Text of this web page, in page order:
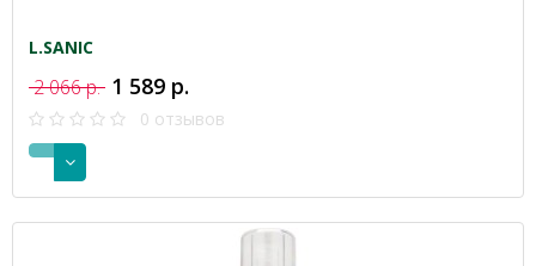
L.SANIC
2 066 р. 1 589 р.
0 отзывов